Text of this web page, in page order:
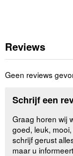
Reviews
Geen reviews
Schrijf een
Graag horen wij
goed, leuk,
schrijf gerust
maar u